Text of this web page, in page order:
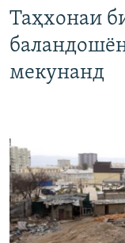
Таҳхонаи
мекунанд